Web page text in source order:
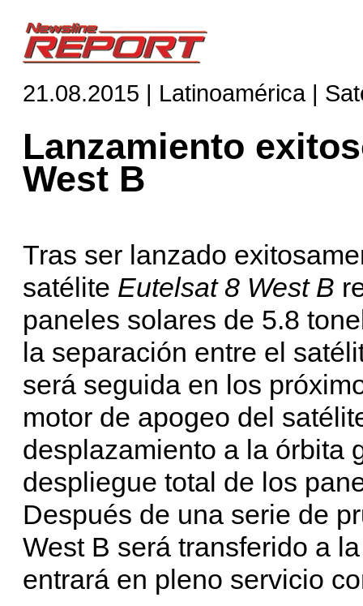
21.08.2015 | Latinoamérica |
Lanzamiento
West B
Tras ser lanzado
satélite Eutelsat 8 West B
paneles solares de 5.8
la separación entre el
será seguida en los
motor de apogeo del
desplazamiento a la órbita
despliegue total de los
Después de una serie de
West B será transferido a
entrará en pleno servicio